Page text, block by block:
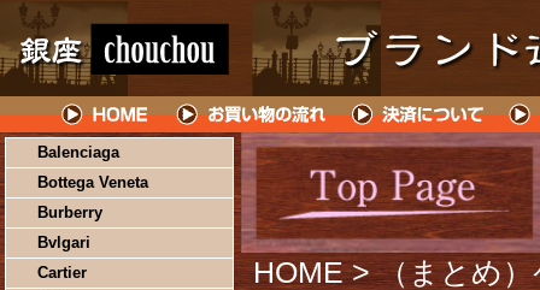
Balenciaga
Bottega Veneta
Burberry
Bvlgari
Cartier
HOME > （まとめ